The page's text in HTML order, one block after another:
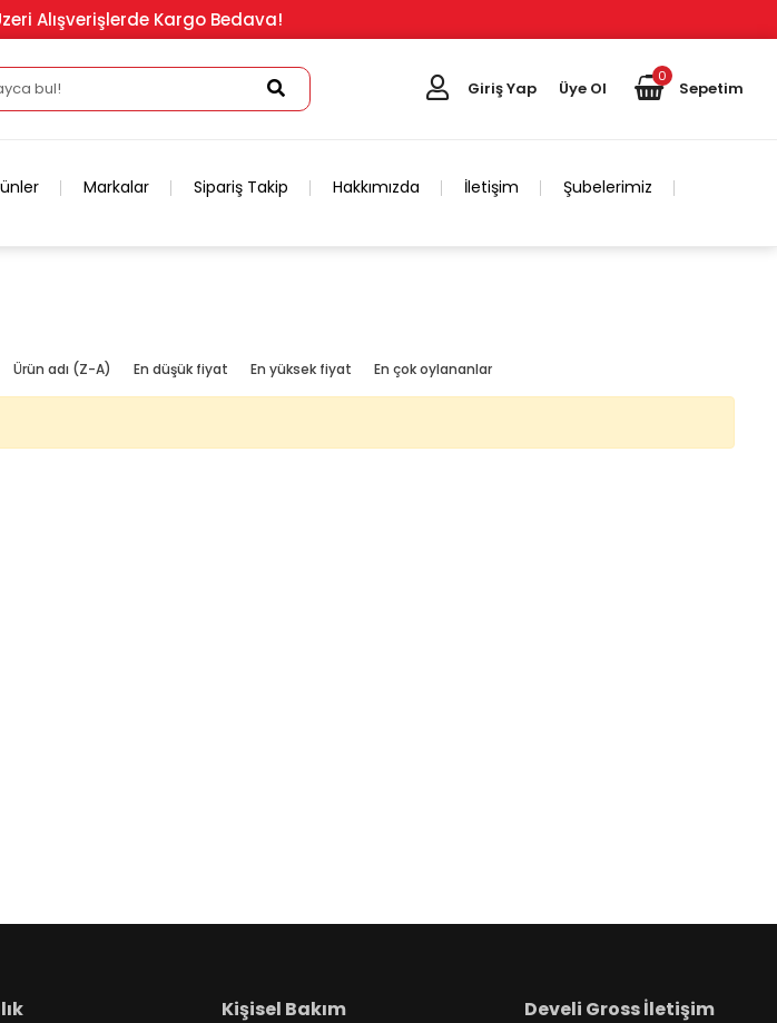
Alışverişlerde Kargo Bedava!
Giriş Yap Üye Ol
0
Sepetim
Markalar Sipariş Takip Hakkımızda İletişim Şubelerimiz
Ürün adı (Z-A) En düşük fiyat En yüksek fiyat En çok oylananlar
Kişisel Bakım Develi Gross İletişim